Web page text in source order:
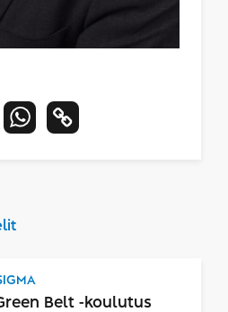
Belt -koulutus